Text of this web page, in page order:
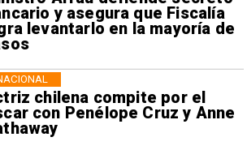
y asegura que Fiscalía
levantarlo en la mayoría de
chilena compite por el
con Penélope Cruz y Anne